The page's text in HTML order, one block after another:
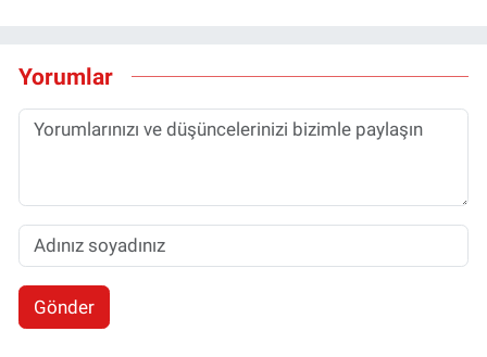
Yorumlar
Gönder